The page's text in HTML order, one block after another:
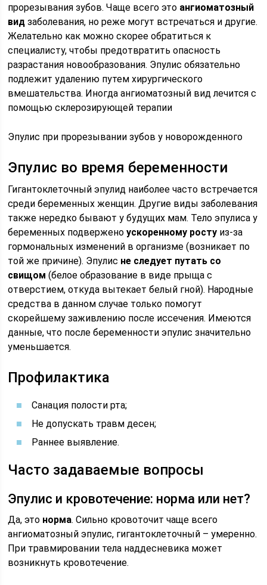
прорезывания зубов. Чаще всего это ангиоматозный
вид заболевания, но реже могут встречаться и другие.
Желательно как можно скорее обратиться к
специалисту, чтобы предотвратить опасность
разрастания новообразования. Эпулис обязательно
подлежит удалению путем хирургического
вмешательства. Иногда ангиоматозный вид лечится с
помощью склерозирующей терапии
Эпулис при прорезывании зубов у новорожденного
Эпулис во время беременности
Гигантоклеточный эпулид наиболее часто встречается
среди беременных женщин. Другие виды заболевания
также нередко бывают у будущих мам. Тело эпулиса у
беременных подверженоускоренному росту из-за
гормональных изменений в организме (возникает по
той же причине). Эпулис не следует путать со
свищом (белое образование в виде прыща с
отверстием, откуда вытекает белый гной). Народные
средства в данном случае только помогут
скорейшему заживлению после иссечения. Имеются
данные, что после беременности эпулис значительно
уменьшается.
Профилактика
Санация полости рта;
Не допускать травм десен;
Раннее выявление.
Часто задаваемые вопросы
Эпулис и кровотечение: норма или нет?
Да, это норма. Сильно кровоточит чаще всего
ангиоматозный эпулис, гигантоклеточный – умеренно.
При травмировании тела наддесневика может
возникнуть кровотечение.